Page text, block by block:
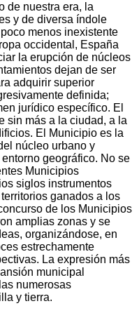
de nuestra era, la
y de diversa índole
menos inexistente
occidental, España
la erupción de núcleos
dejan de ser
adquirir superior
definida;
jurídico específico. El
sin más a la ciudad, a la
El Municipio es la
núcleo urbano y
geográfico. No se
Municipios
siglos instrumentos
ganados a los
de los Municipios
amplias zonas y se
organizándose, en
estrechamente
La expresión más
municipal
numerosas
y tierra.